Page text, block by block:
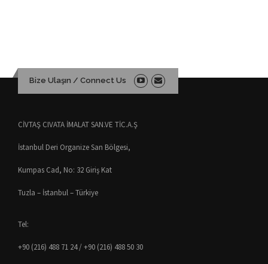
Bize Ulaşın / Connect Us
CİVTAŞ CIVATA İMALAT SAN.VE TİC.A.Ş
İstanbul Deri Organize San Bölgesi,
Kumpas Cad, No: 32 Giriş Kat
Tuzla – İstanbul – Türkiye
Tel:
+90 (216) 488 71 24 / +90 (216) 488 50 30